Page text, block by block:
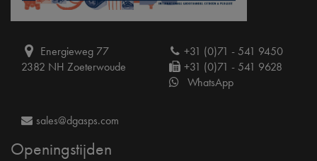
Energieweg 77
2382 NH Zoeterwoude
+31 (0)71 - 541 9450
+31 (0)71 - 541 9628
WhatsApp
sales@dgasps.com
Openingstijden